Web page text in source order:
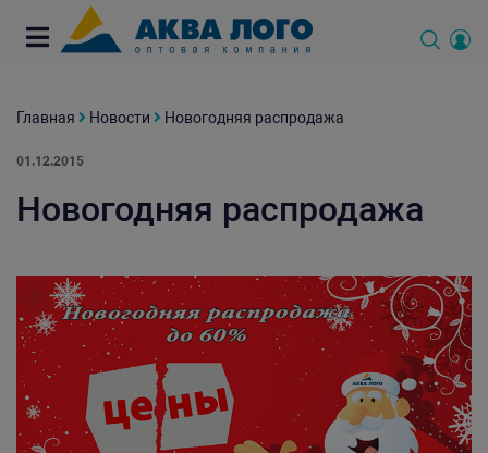
Главная Новости Новогодняя распродажа
01.12.2015
Новогодняя распродажа